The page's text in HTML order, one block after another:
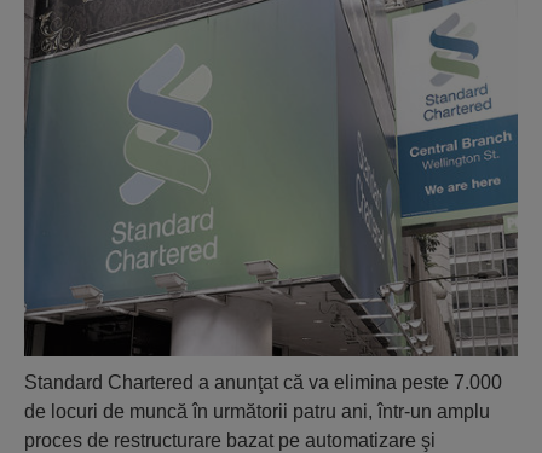
Standard Chartered a anunţat că va elimina peste 7.000
de locuri de muncă în următorii patru ani, într-un amplu
proces de restructurare bazat pe automatizare şi